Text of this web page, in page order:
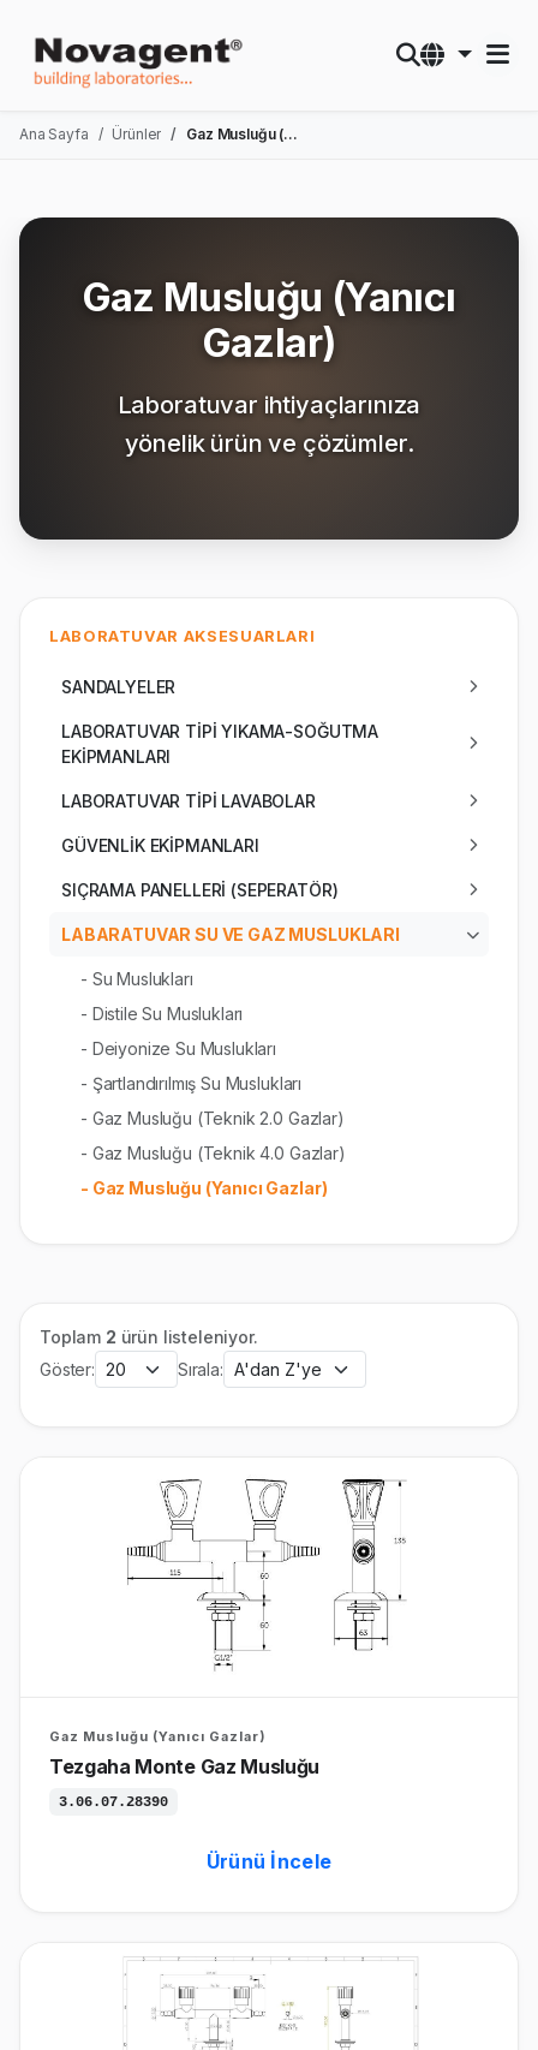
Ana Sayfa Ürünler Gaz Musluğu (Yanıcı Gazlar)
Gaz Musluğu (Yanıcı
Gazlar)
Laboratuvar ihtiyaçlarınıza
yönelik ürün ve çözümler.
LABORATUVAR AKSESUARLARI
SANDALYELER
LABORATUVAR TİPİ YIKAMA-SOĞUTMA
EKİPMANLARI
LABORATUVAR TİPİ LAVABOLAR
GÜVENLİK EKİPMANLARI
SIÇRAMA PANELLERİ (SEPERATÖR)
LABARATUVAR SU VE GAZ MUSLUKLARI
- Su Muslukları
- Distile Su Muslukları
- Deiyonize Su Muslukları
- Şartlandırılmış Su Muslukları
- Gaz Musluğu (Teknik 2.0 Gazlar)
- Gaz Musluğu (Teknik 4.0 Gazlar)
- Gaz Musluğu (Yanıcı Gazlar)
Toplam 2 ürün listeleniyor.
Göster:
Sırala:
Gaz Musluğu (Yanıcı Gazlar)
Tezgaha Monte Gaz Musluğu
3.06.07.28390
Ürünü İncele